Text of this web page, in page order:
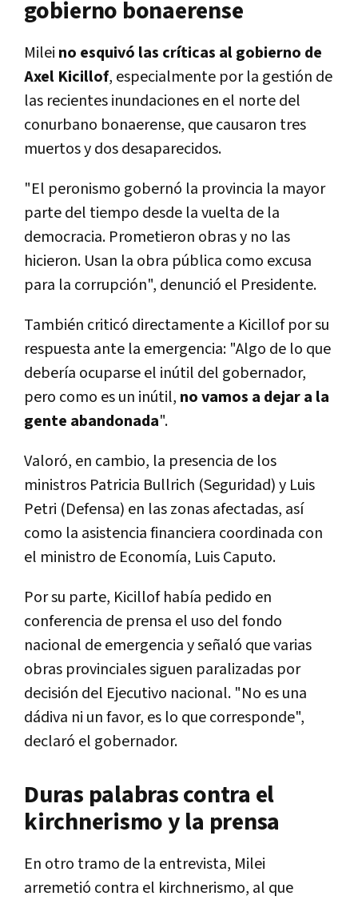
gobierno bonaerense
Milei no esquivó las críticas al gobierno de
Axel Kicillof, especialmente por la gestión de
las recientes inundaciones en el norte del
conurbano bonaerense, que causaron tres
muertos y dos desaparecidos.
"El peronismo gobernó la provincia la mayor
parte del tiempo desde la vuelta de la
democracia. Prometieron obras y no las
hicieron. Usan la obra pública como excusa
para la corrupción", denunció el Presidente.
También criticó directamente a Kicillof por su
respuesta ante la emergencia: "Algo de lo que
debería ocuparse el inútil del gobernador,
pero como es un inútil, no vamos a dejar a la
gente abandonada".
Valoró, en cambio, la presencia de los
ministros Patricia Bullrich (Seguridad) y Luis
Petri (Defensa) en las zonas afectadas, así
como la asistencia financiera coordinada con
el ministro de Economía, Luis Caputo.
Por su parte, Kicillof había pedido en
conferencia de prensa el uso del fondo
nacional de emergencia y señaló que varias
obras provinciales siguen paralizadas por
decisión del Ejecutivo nacional. "No es una
dádiva ni un favor, es lo que corresponde",
declaró el gobernador.
Duras palabras contra el
kirchnerismo y la prensa
En otro tramo de la entrevista, Milei
arremetió contra el kirchnerismo, al que